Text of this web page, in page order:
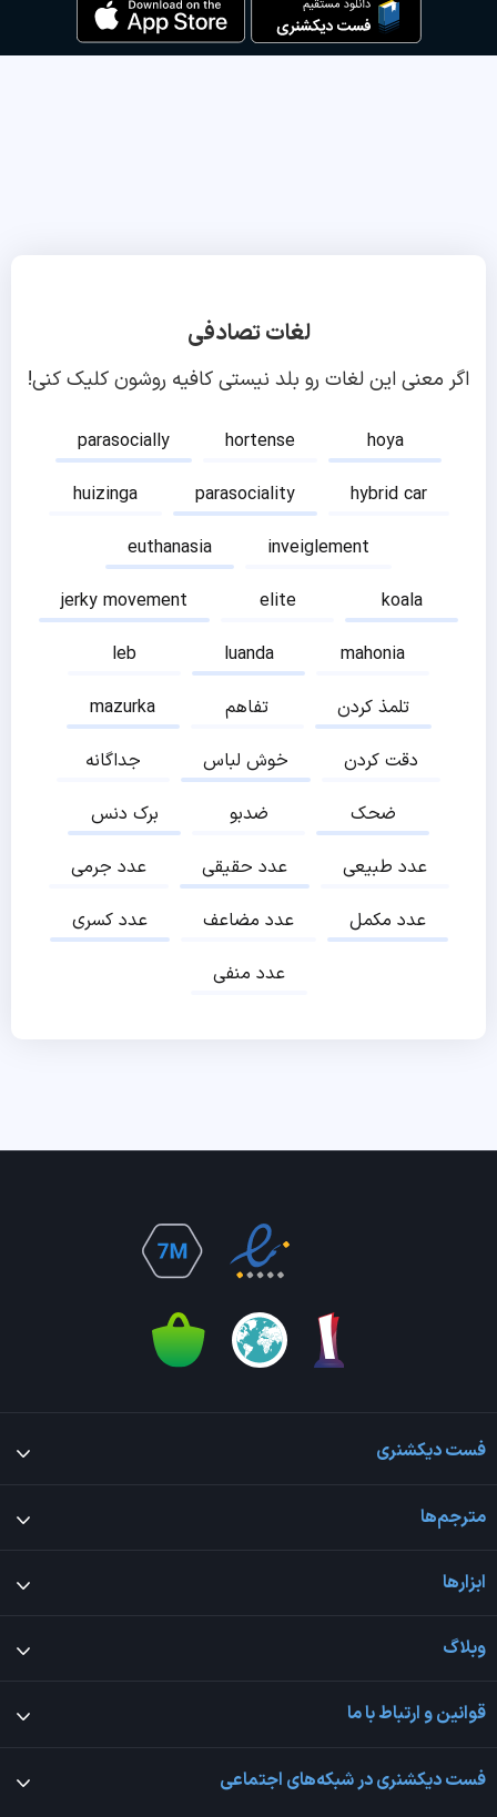
لغات تصادفی
اگر معنی این لغات رو بلد نیستی کافیه روشون کلیک کنی!
parasocially hortense
hoya
huizinga
parasociality
hybrid car
euthanasia
inveiglement
jerky movement
elite
koala
leb
luanda
mahonia
mazurka
تفاهم
تلمذ کردن
جداگانه
خوش لباس
دقت کردن
برک دنس
ضدبو
ضحک
عدد جرمی
عدد حقیقی
عدد طبیعی
عدد کسری
عدد مضاعف
عدد مکمل
عدد منفی
فست دیکشنری
مترجم‌ها
ابزارها
وبلاگ
قوانین و ارتباط با ما
فست دیکشنری در شبکه‌های اجتماعی